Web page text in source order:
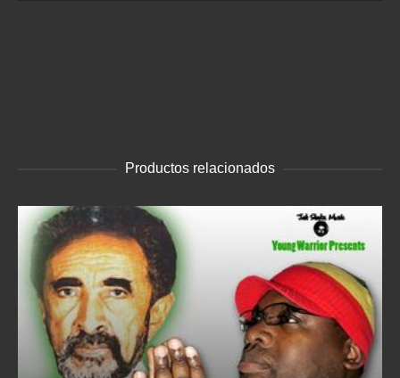
Productos relacionados